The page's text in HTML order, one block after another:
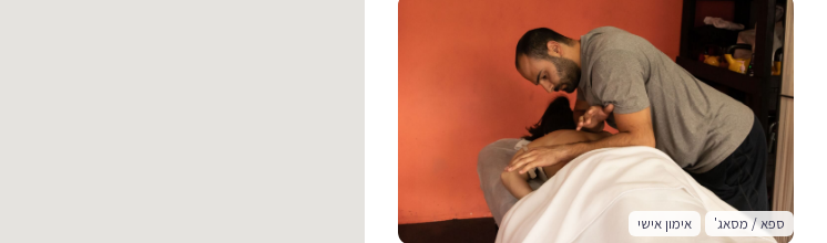
ספא / מסאג' אימון אישי